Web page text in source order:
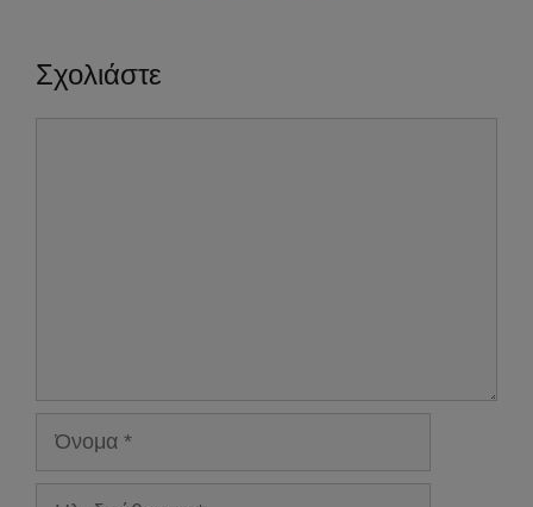
Σχολιάστε
Όνομα
Ηλ.